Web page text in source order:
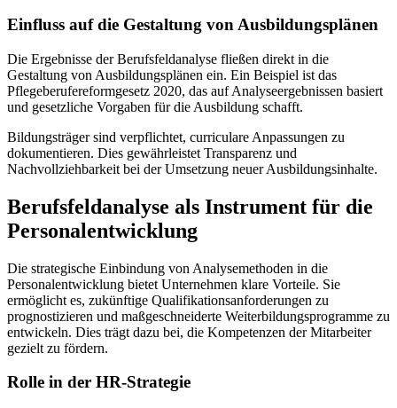
Einfluss auf die Gestaltung von Ausbildungsplänen
Die Ergebnisse der Berufsfeldanalyse fließen direkt in die
Gestaltung von Ausbildungsplänen ein. Ein Beispiel ist das
Pflegeberufereformgesetz 2020, das auf Analyseergebnissen basiert
und gesetzliche Vorgaben für die Ausbildung schafft.
Bildungsträger sind verpflichtet, curriculare Anpassungen zu
dokumentieren. Dies gewährleistet Transparenz und
Nachvollziehbarkeit bei der Umsetzung neuer Ausbildungsinhalte.
Berufsfeldanalyse als Instrument für die
Personalentwicklung
Die strategische Einbindung von Analysemethoden in die
Personalentwicklung bietet Unternehmen klare Vorteile. Sie
ermöglicht es, zukünftige Qualifikationsanforderungen zu
prognostizieren und maßgeschneiderte Weiterbildungsprogramme zu
entwickeln. Dies trägt dazu bei, die Kompetenzen der Mitarbeiter
gezielt zu fördern.
Rolle in der HR-Strategie